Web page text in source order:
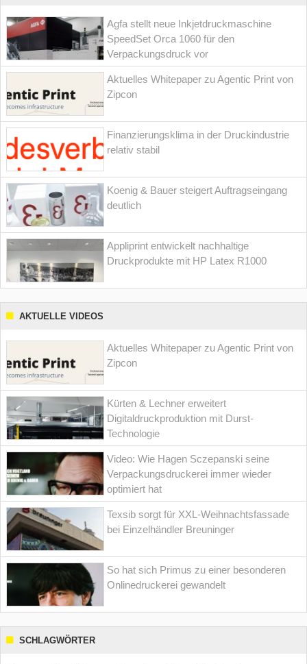
Agfa stellt neue Inkjetdruckmaschine
SpeedSet Orca 1060 für den
Verpackungsdruck vor
Aktuelles Whitepaper zu Agentic Print von
Zipcon
Finanzierungsklima in der Druckindustrie
relativ stabil
Koenig & Bauer steigert Auftragseingang
deutlich
Appliprint entwickelt nachhaltige
Druckprodukte mit HP Latex R1000
AKTUELLE VIDEOS
Aktuelles Whitepaper zu Agentic Print von
Zipcon
Kürten & Lechner erweitert
Digitaldruckproduktion mit Durst-
Technologie
Video: Wie Hagen Sczepanski seine
Verpackungsdruckerei immer wieder
optimiert hat
Texsib sorgt für XXL-Weihnachtsfassade
bei Einzelhändler Breuninger
So hat sich Primus zu einer besonderen
Onlinedruckerei gewandelt
SCHLAGWÖRTER